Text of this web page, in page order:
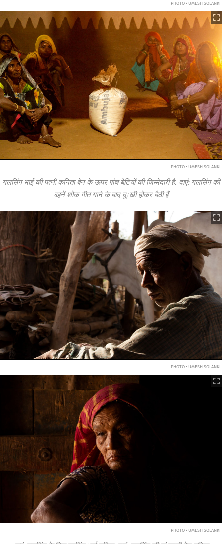
PHOTO • UMESH SOLANKI
PHOTO • UMESH SOLANKI
गलसिंग भाई की पत्नी कनिता बेन के ऊपर पांच बेटियों की ज़िम्मेदारी है. दाएं: गलसिंग की
बहनें शोक गीत गाने के बाद दुःखी होकर बैठी हैं
PHOTO • UMESH SOLANKI
PHOTO • UMESH SOLANKI